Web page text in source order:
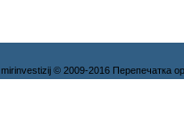
mirinvestizij © 2009-2016 Перепечатка